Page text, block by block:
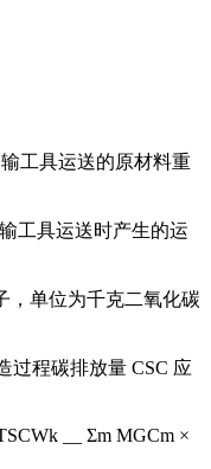
工具运送的原材料重
工具运送时产生的运
单位为千克二氧化碳
过程碳排放量 CSC 应
__ Σm MGCm ×